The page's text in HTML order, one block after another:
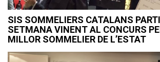
SIS SOMMELIERS CATALANS
SETMANA VINENT AL CONCURS
MILLOR SOMMELIER DE L’ESTAT